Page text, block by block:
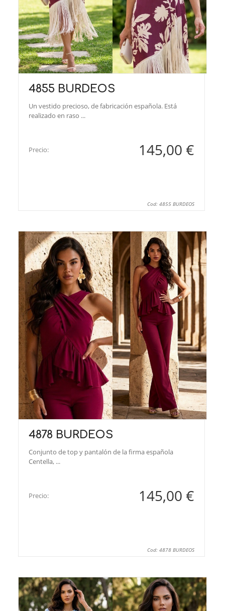
4855 BURDEOS
Un vestido precioso, de fabricación española. Está
realizado en raso ...
Precio: 145,00 €
Cod: 4855 BURDEOS
4878 BURDEOS
Conjunto de top y pantalón de la firma española
Centella, ...
Precio: 145,00 €
Cod: 4878 BURDEOS